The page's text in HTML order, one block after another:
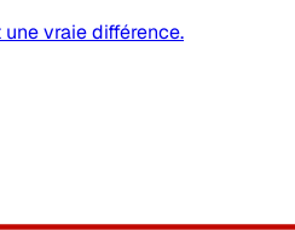
vraie différence.